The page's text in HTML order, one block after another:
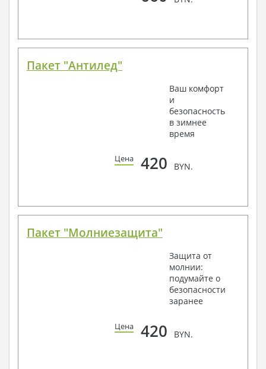
Пакет "Антилед"
Ваш комфорт
и
безопасность
в зимнее
время
Цена 420 BYN.
Пакет "Молниезащита"
Защита от
молнии:
подумайте о
безопасности
заранее
Цена 420 BYN.